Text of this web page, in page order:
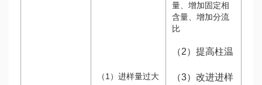
（1）进样量过大
量、增加固定相
含量、增加分流
比
（2）提高柱温
（3）改进进样